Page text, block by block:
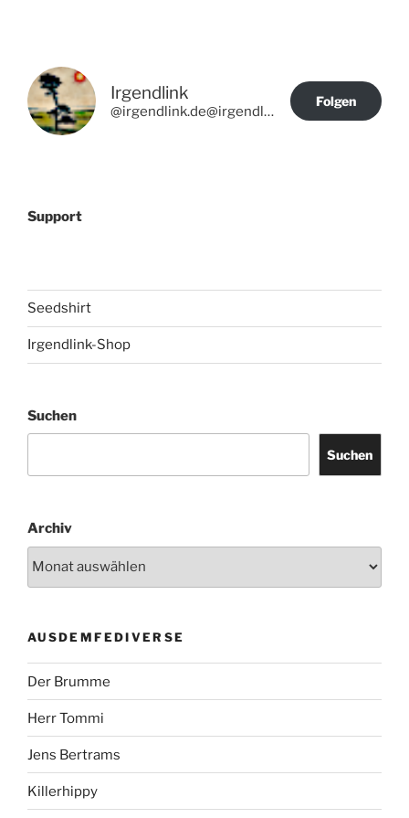
Irgendlink
@irgendlink.de@irgendlink.de
Folgen
Support
Seedshirt
Irgendlink-Shop
Suchen
Suchen
Archiv
AUSDEMFEDIVERSE
Der Brumme
Herr Tommi
Jens Bertrams
Killerhippy